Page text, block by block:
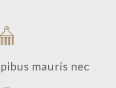
mauris nec